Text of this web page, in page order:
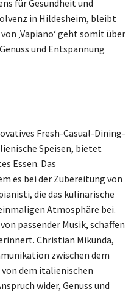
für Gesundheit und
in Hildesheim, bleibt
‚Vapiano‘ geht somit über
und Entspannung
Fresh-Casual-Dining-
Speisen, bietet
Essen. Das
es bei der Zubereitung von
die das kulinarische
Atmosphäre bei.
passender Musik, schaffen
Christian Mikunda,
zwischen dem
dem italienischen
wider, Genuss und